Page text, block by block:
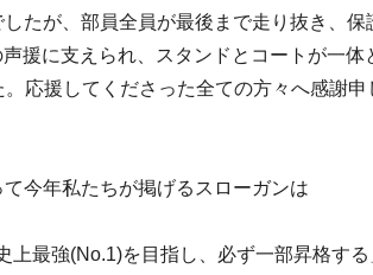
たが、部員全員が最後まで走り抜き、保
援に支えられ、スタンドとコートが一体
応援してくださった全ての方々へ感謝申
今年私たちが掲げるスローガンは
最強(No.1)を目指し、必ず一部昇格する